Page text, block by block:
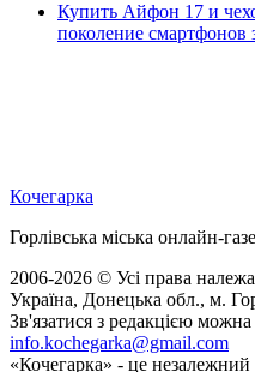
Купить Айфон 17 и
поколение смартфонов
Кочегарка
Горлівська міська онлайн-
2006-2026 © Усі права
Україна, Донецька обл., м.
Зв'язатися з редакцією можна
info.kochegarka@gmail.com
«Кочегарка» - це